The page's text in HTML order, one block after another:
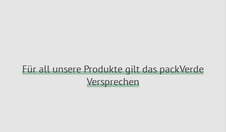
Für all unsere Produkte gilt das packVerde
Versprechen